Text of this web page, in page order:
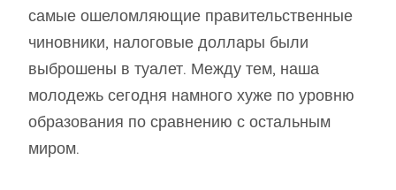
самые ошеломляющие правительственные
чиновники, налоговые доллары были
выброшены в туалет. Между тем, наша
молодежь сегодня намного хуже по уровню
образования по сравнению с остальным
миром.